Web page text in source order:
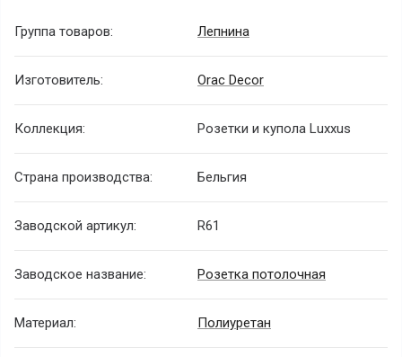
Группа товаров: Лепнина
Изготовитель: Orac Decor
Коллекция: Розетки и купола Luxxus
Страна производства: Бельгия
Заводской артикул: R61
Заводское название: Розетка потолочная
Материал: Полиуретан